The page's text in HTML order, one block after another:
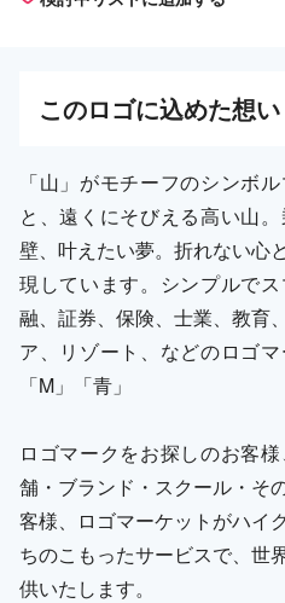
このロゴに込めた想い
「山」がモチーフのシンボ
と、遠くにそびえる高い山
壁、叶えたい夢。折れない心
現しています。シンプルで
融、証券、保険、士業、教育
ア、リゾート、などのロゴマ
「M」「青」
ロゴマークをお探しのお客
舗・ブランド・スクール・そ
客様、ロゴマーケットがハイ
ちのこもったサービスで、世
供いたします。